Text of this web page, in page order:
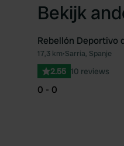
Bekijk
Rebellón Deportivo
17,3 km•Sarria, Spanje
2.55 10 reviews
0 - 0